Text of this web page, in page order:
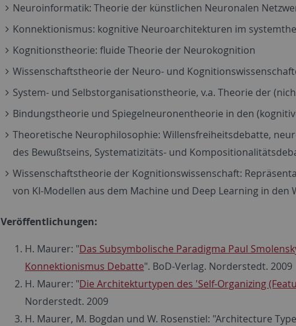
Neuroinformatik: Theorie der künstlichen Neuronalen
Konnektionismus: kognitive Neuroarchitekturen im
Kognitionstheorie: fluide Theorie der Neurokognition
Wissenschaftstheorie der Neuro- und
System- und Selbstorganisationstheorie, v.a. Theorie der
Bindungstheorie und Spiegelneuronentheorie in den
Theoretische Neurophilosophie: Willensfreiheitsdebatte,
des Bewußtseins, Systematizitäts- und
Wissenschaftstheorie der Kognitionswissenschaft:
von KI-Modellen aus dem Machine und Deep Learning in den
Veröffentlichungen:
H. Maurer: "Das Subsymbolische Paradigma Paul
Konnektionismus Debatte". BoD-Verlag. Norderstedt. 2009
H. Maurer: "Die Architekturtypen des 'Self-Organizing
Norderstedt. 2009
H. Maurer, M. Bogdan und W. Rosenstiel: "Architecture